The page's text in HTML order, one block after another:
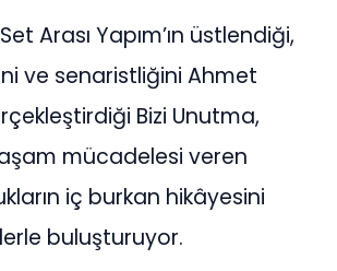
Set Arası Yapım’ın üstlendiği,
ve senaristliğini Ahmet
Bizi Unutma,
mücadelesi veren
iç burkan hikâyesini
buluşturuyor.